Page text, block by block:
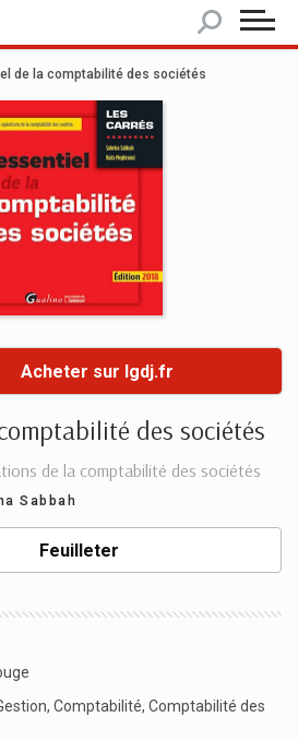
de la comptabilité des sociétés
Acheter sur lgdj.fr
des sociétés
de la comptabilité des sociétés
Sabbah
Feuilleter
, Comptabilité, Comptabilité des